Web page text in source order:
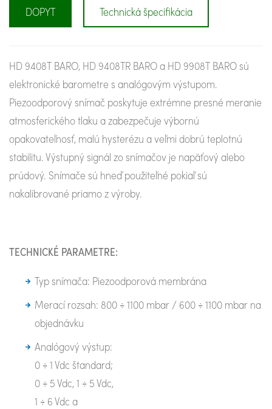
DOPYT Technická špecifikácia
HD 9408T BARO, HD 9408TR BARO a HD 9908T BARO sú
elektronické barometre s analógovým výstupom.
Piezoodporový snímač poskytuje extrémne presné meranie
atmosferického tlaku a zabezpečuje výbornú
opakovateľnosť, malú hysterézu a veľmi dobrú teplotnú
stabilitu. Výstupný signál zo snímačov je napäťový alebo
prúdový. Snímače sú hneď použiteľné pokiaľ sú
nakalibrované priamo z výroby.
TECHNICKÉ PARAMETRE:
Typ snímača: Piezoodporová membrána
Merací rozsah: 800 ÷ 1100 mbar / 600 ÷ 1100 mbar na
objednávku
Analógový výstup:
0 ÷ 1 Vdc štandard;
0 ÷ 5 Vdc, 1 ÷ 5 Vdc,
1 ÷ 6 Vdc a